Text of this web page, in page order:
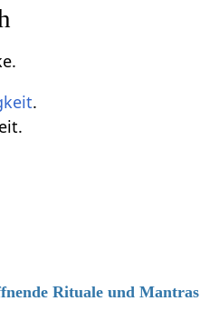
.
Rituale und Mantras